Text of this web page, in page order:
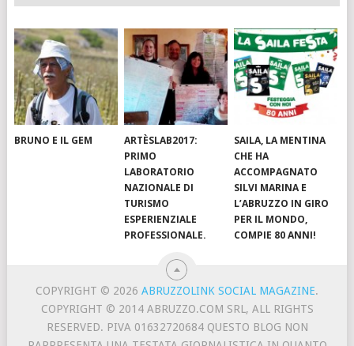
BRUNO E IL GEM
ARTÈSLAB2017:
PRIMO
LABORATORIO
NAZIONALE DI
TURISMO
ESPERIENZIALE
PROFESSIONALE.
SAILA, LA MENTINA
CHE HA
ACCOMPAGNATO
SILVI MARINA E
L’ABRUZZO IN GIRO
PER IL MONDO,
COMPIE 80 ANNI!
COPYRIGHT © 2026ABRUZZOLINK SOCIAL MAGAZINE.
COPYRIGHT © 2014 ABRUZZO.COM SRL, ALL RIGHTS
RESERVED. PIVA 01632720684 QUESTO BLOG NON